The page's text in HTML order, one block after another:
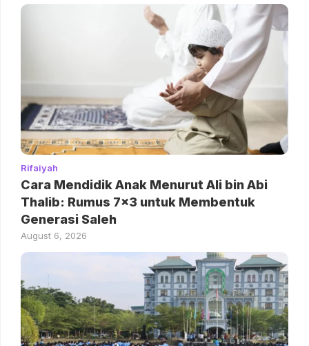
Rifaiyah
Cara Mendidik Anak Menurut Ali bin Abi
Thalib: Rumus 7×3 untuk Membentuk
Generasi Saleh
August 6, 2026